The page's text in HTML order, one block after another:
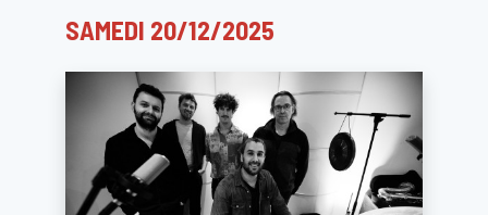
SAMEDI 20/12/2025